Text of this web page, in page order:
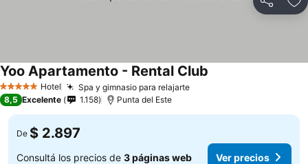
Compartir
5 Estrellas Hotel Spa y gimnasio para relajarte
Yoo Apartamento - Rental Club
8,5 Excelente 1.158 Punta del Este
De $ 2.897
Consultá los precios de 3 páginas web Ver precios